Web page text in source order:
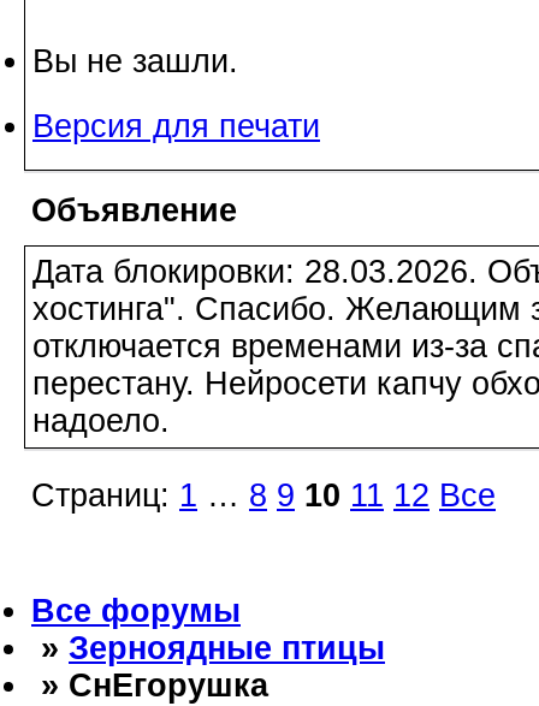
Вы не зашли.
Версия для печати
Объявление
Дата блокировки: 28.03.2026.
хостинга". Спасибо. Желающим
отключается временами из-за
перестану. Нейросети капчу
надоело.
Страниц: 1 … 8 9 10 11 12 Все
Все форумы
» Зерноядные птицы
» СнЕгорушка